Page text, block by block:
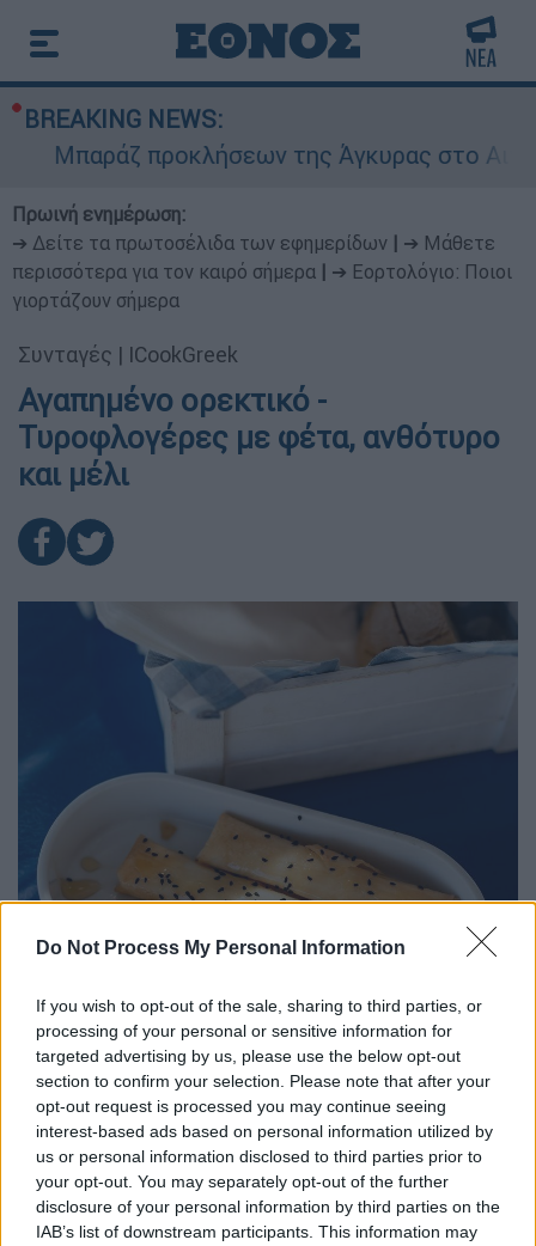
Do Not Process My Personal Information
If you wish to opt-out of the sale, sharing to third parties, or
processing of your personal or sensitive information for
targeted advertising by us, please use the below opt-out
section to confirm your selection. Please note that after your
opt-out request is processed you may continue seeing
interest-based ads based on personal information utilized by
us or personal information disclosed to third parties prior to
your opt-out. You may separately opt-out of the further
disclosure of your personal information by third parties on the
IAB’s list of downstream participants. This information may
BREAKING NEWS:
Μπαράζ προκλήσεων της Άγκυρας στο
Πρωινή ενημέρωση:
➔ Δείτε τα πρωτοσέλιδα των εφημερίδων
➔ Μάθετε
περισσότερα για τον καιρό σήμερα
➔ Εορτολόγιο: Ποιοι
γιορτάζουν σήμερα
Συνταγές | ICookGreek
Αγαπημένο ορεκτικό -
Τυροφλογέρες με φέτα, ανθότυρο
και μέλι
©Unsplash
45' 4